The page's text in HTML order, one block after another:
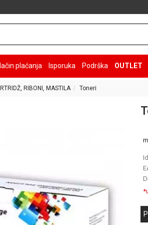
plaćanja Isporuka Podrška OUTLET
RIBONI, MASTILA Toneri